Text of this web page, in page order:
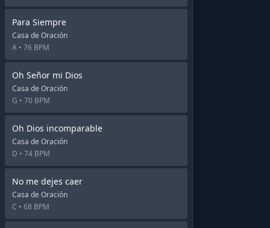
Para Siempre
Casa de Oración
A • 76 BPM
Oh Señor mi Dios
Casa de Oración
G • 70 BPM
Oh Dios incomparable
Casa de Oración
D • 74 BPM
No me dejes caer
Casa de Oración
C • 68 BPM